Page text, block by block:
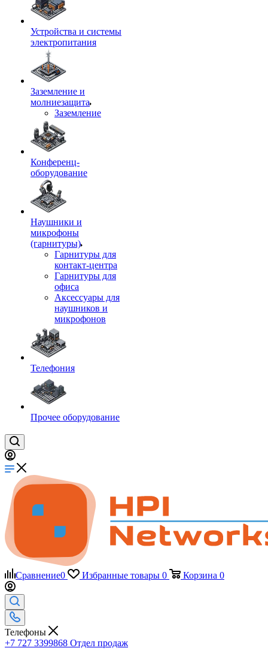
Устройства и системы
электропитания
Заземление и
молниезащита
Заземление
Конференц-
оборудование
Наушники и
микрофоны
(гарнитуры)
Гарнитуры для
контакт-центра
Гарнитуры для
офиса
Аксессуары для
наушников и
микрофонов
Телефония
Прочее оборудование
Сравнение0 Избранные товары 0 Корзина 0
Телефоны
+7 727 3399868 Отдел продаж